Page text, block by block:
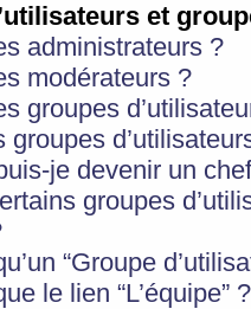
et
administrateurs ?
modérateurs ?
groupes
groupes
je devenir un
groupes
“Groupe
le lien “L’équipe” ?